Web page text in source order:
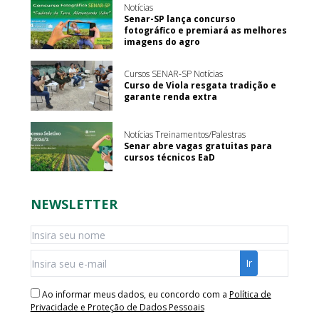
Notícias
Senar-SP lança concurso
fotográfico e premiará as melhores
imagens do agro
Cursos SENAR-SP Notícias
Curso de Viola resgata tradição e
garante renda extra
Notícias Treinamentos/Palestras
Senar abre vagas gratuitas para
cursos técnicos EaD
NEWSLETTER
Ao informar meus dados, eu concordo com a Política de
Privacidade e Proteção de Dados Pessoais